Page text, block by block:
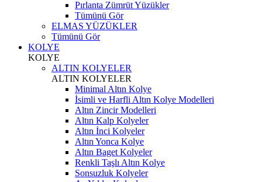
Pırlanta Zümrüt Yüzükler
Tümünü Gör
ELMAS YÜZÜKLER
Tümünü Gör
KOLYE
KOLYE
ALTIN KOLYELER
ALTIN KOLYELER
Minimal Altın Kolye
İsimli ve Harfli Altın Kolye Modelleri
Altın Zincir Modelleri
Altın Kalp Kolyeler
Altın İnci Kolyeler
Altın Yonca Kolye
Altın Baget Kolyeler
Renkli Taşlı Altın Kolye
Sonsuzluk Kolyeler